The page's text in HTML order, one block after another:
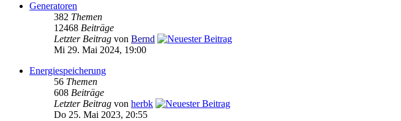
Generatoren
382 Themen
12468 Beiträge
Letzter Beitrag von Bernd
Mi 29. Mai 2024, 19:00
Energiespeicherung
56 Themen
608 Beiträge
Letzter Beitrag von herbk
Do 25. Mai 2023, 20:55